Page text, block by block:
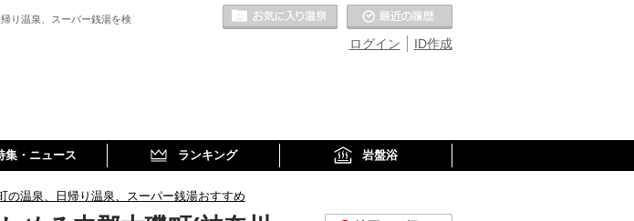
り温泉、スーパー銭湯を検
ID作成
ログイン
お気に入りの温泉
集・ニュース ランキング 岩盤浴
の温泉、日帰り温泉、スーパー銭湯おすすめ